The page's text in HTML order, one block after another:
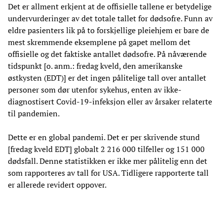
Det er allment erkjent at de offisielle tallene er betydelige
undervurderinger av det totale tallet for dødsofre. Funn av
eldre pasienters lik på to forskjellige pleiehjem er bare de
mest skremmende eksemplene på gapet mellom det
offisielle og det faktiske antallet dødsofre. På nåværende
tidspunkt [o. anm.: fredag kveld, den amerikanske
østkysten (EDT)] er det ingen pålitelige tall over antallet
personer som dør utenfor sykehus, enten av ikke-
diagnostisert Covid-19-infeksjon eller av årsaker relaterte
til pandemien.
Dette er en global pandemi. Det er per skrivende stund
[fredag kveld EDT] globalt 2 216 000 tilfeller og 151 000
dødsfall. Denne statistikken er ikke mer pålitelig enn det
som rapporteres av tall for USA. Tidligere rapporterte tall
er allerede revidert oppover.